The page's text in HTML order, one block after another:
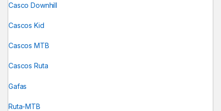
Casco Downhill
Cascos Kid
Cascos MTB
Cascos Ruta
Gafas
Ruta-MTB